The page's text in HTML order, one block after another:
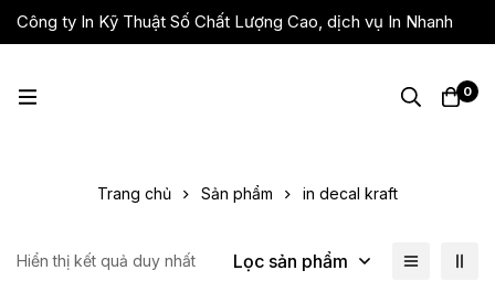
Công ty In Kỹ Thuật Số Chất Lượng Cao, dịch vụ In Nhanh
Giá Rẻ, Lấy Liền
0
Trang chủ Sản phẩm in decal kraft
Hiển thị kết quả duy nhất Lọc sản phẩm